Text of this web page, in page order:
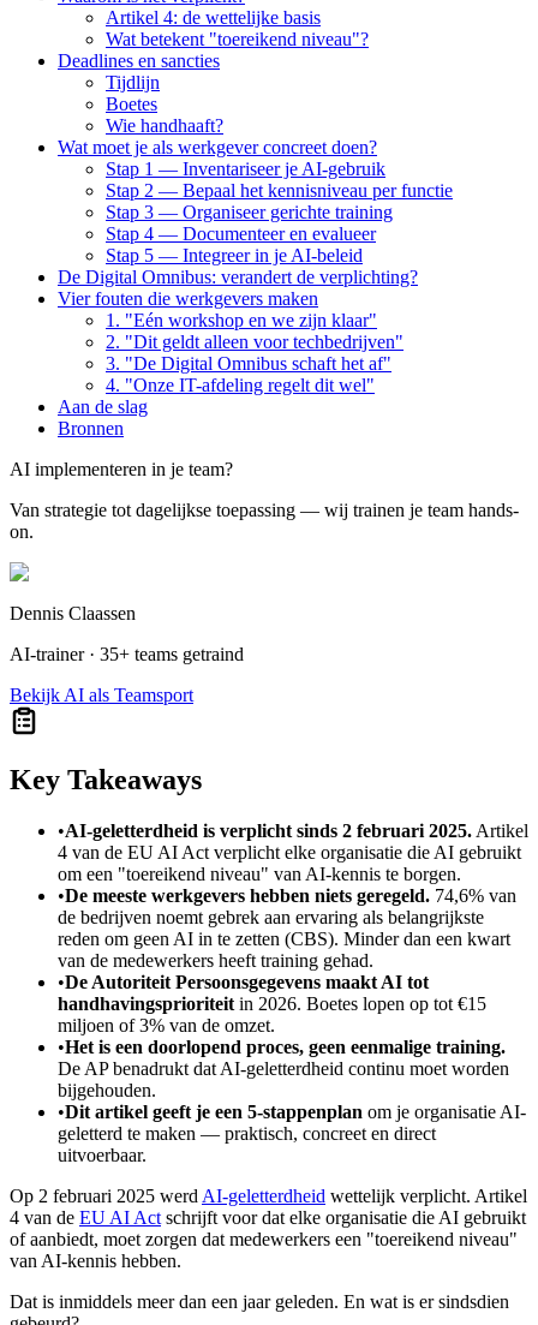
Artikel 4: de wettelijke basis
Wat betekent "toereikend niveau"?
Deadlines en sancties
Tijdlijn
Boetes
Wie handhaaft?
Wat moet je als werkgever concreet doen?
Stap 1 — Inventariseer je AI-gebruik
Stap 2 — Bepaal het kennisniveau per functie
Stap 3 — Organiseer gerichte training
Stap 4 — Documenteer en evalueer
Stap 5 — Integreer in je AI-beleid
De Digital Omnibus: verandert de verplichting?
Vier fouten die werkgevers maken
1. "Eén workshop en we zijn klaar"
2. "Dit geldt alleen voor techbedrijven"
3. "De Digital Omnibus schaft het af"
4. "Onze IT-afdeling regelt dit wel"
Aan de slag
Bronnen
AI implementeren in je team?
Van strategie tot dagelijkse toepassing — wij trainen je team hands-
on.
Dennis Claassen
AI-trainer · 35+ teams getraind
Bekijk AI als Teamsport
Key Takeaways
•AI-geletterdheid is verplicht sinds 2 februari 2025. Artikel
4 van de EU AI Act verplicht elke organisatie die AI gebruikt
om een "toereikend niveau" van AI-kennis te borgen.
•De meeste werkgevers hebben niets geregeld. 74,6% van
de bedrijven noemt gebrek aan ervaring als belangrijkste
reden om geen AI in te zetten (CBS). Minder dan een kwart
van de medewerkers heeft training gehad.
•De Autoriteit Persoonsgegevens maakt AI tot
handhavingsprioriteit in 2026. Boetes lopen op tot €15
miljoen of 3% van de omzet.
•Het is een doorlopend proces, geen eenmalige training.
De AP benadrukt dat AI-geletterdheid continu moet worden
bijgehouden.
•Dit artikel geeft je een 5-stappenplan om je organisatie AI-
geletterd te maken — praktisch, concreet en direct
uitvoerbaar.
Op 2 februari 2025 werd AI-geletterdheid wettelijk verplicht. Artikel
4 van de EU AI Act schrijft voor dat elke organisatie die AI gebruikt
of aanbiedt, moet zorgen dat medewerkers een "toereikend niveau"
van AI-kennis hebben.
Dat is inmiddels meer dan een jaar geleden. En wat is er sindsdien